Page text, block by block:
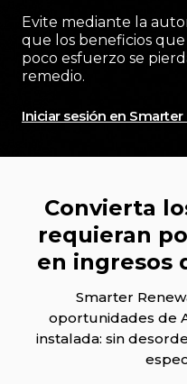
Evite mediante la
que los beneficios
poco esfuerzo se
remedio.
Iniciar sesión en
Convierta
requieran
en ingresos
Smarter
oportunidades de
instalada: sin